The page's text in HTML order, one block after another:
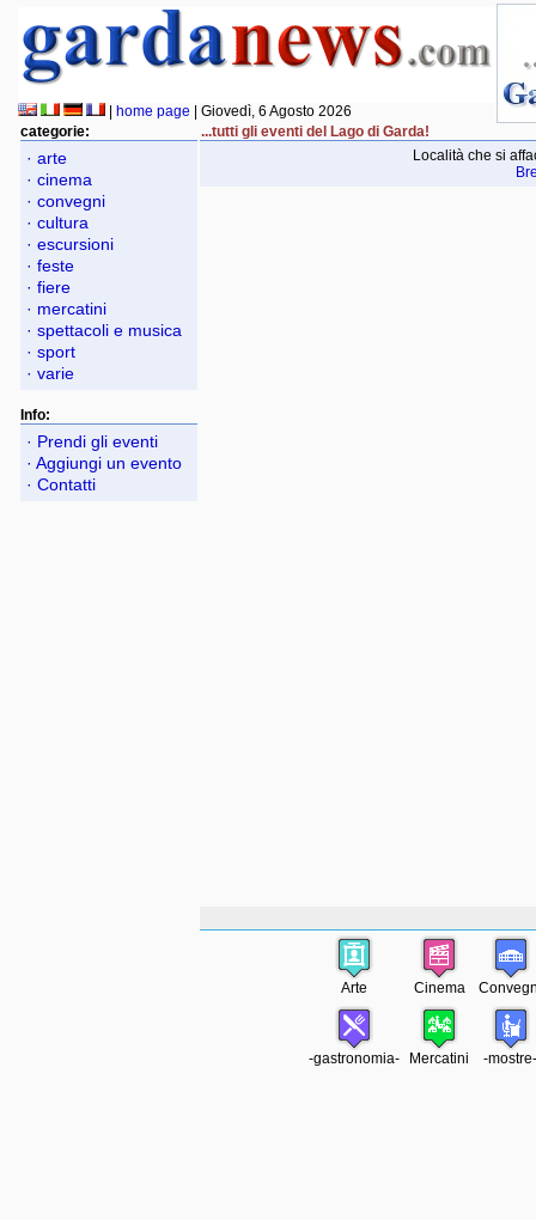
home page | Giovedì, 6 Agosto 2026
categorie:
· arte
· cinema
· convegni
· cultura
· escursioni
· feste
· fiere
· mercatini
· spettacoli e musica
· sport
· varie
Info:
· Prendi gli eventi
· Aggiungi un evento
· Contatti
...tutti gli eventi del Lago di Garda!
Località che si
Arte Cinema
-gastronomia- Mercatini -mostre-